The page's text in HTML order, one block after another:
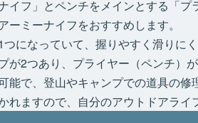
フ」とペンチをメインとする「プ
ミーナイフをおすすめします。
になっていて、握りやすく滑りにく
2つあり、プライヤー（ペンチ）
で、登山やキャンプでの道具の修
ますので、自分のアウトドアライ